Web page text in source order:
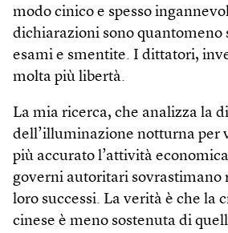
modo cinico e spesso
dichiarazioni sono quantomeno
esami e smentite. I dittatori,
molta più libertà.
La mia ricerca, che analizza la
dell’illuminazione notturna per
più accurato l’attività
governi autoritari sovrastimano
loro successi. La verità è che la
cinese è meno sostenuta di